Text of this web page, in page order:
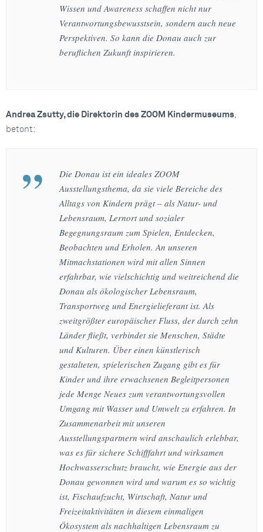
Wissen und Awareness schaffen nicht nur
Verantwortungsbewusstsein, sondern auch neue
Perspektiven. So kann die Donau auch zur
beruflichen Zukunft inspirieren.
Andrea Zsutty, die Direktorin des ZOOM Kindermuseums,
betont:
Die Donau ist ein ideales ZOOM
Ausstellungsthema, da sie viele Bereiche des
Alltags von Kindern prägt – als Natur- und
Lebensraum, Lernort und sozialer
Begegnungsraum zum Spielen, Entdecken,
Beobachten und Erholen. An unseren
Mitmachstationen wird mit allen Sinnen
erfahrbar, wie vielschichtig und weitreichend die
Donau als ökologischer Lebensraum,
Transportweg und Energielieferant ist. Als
zweitgrößter europäischer Fluss, der durch zehn
Länder fließt, verbindet sie Menschen, Städte
und Kulturen. Über einen künstlerisch
gestalteten, spielerischen Zugang gibt es für
Kinder und ihre erwachsenen Begleitpersonen
jede Menge Neues zum verantwortungsvollen
Umgang mit Wasser und Umwelt zu erfahren. In
Zusammenarbeit mit unseren
Ausstellungspartnern wird anschaulich erlebbar,
was es für sichere Schifffahrt und wirksamen
Hochwasserschutz braucht, wie Energie aus der
Donau gewonnen wird und warum es so wichtig
ist, Fischaufzucht, Wirtschaft, Natur und
Freizeitaktivitäten in diesem einmaligen
Ökosystem als nachhaltigen Lebensraum zu